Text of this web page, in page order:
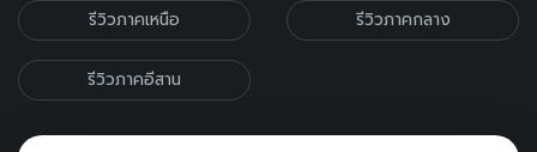
รีวิวภาคเหนือ รีวิวภาคกลาง
รีวิวภาคอีสาน